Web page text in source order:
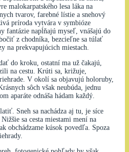
malokarpatského lesa láka na
tvarov, farebné lístie a snehový
príroda vytvára v symbióze
fantázie napĺňajú myseľ, vnášajú do
z chodníka, bezcieľne sa túlať
na prekvapujúcich miestach.
do kroku, ostatní ma už čakajú,
na cestu. Krúti sa, križuje,
V okolí sa objavujú holoruby,
sôch však neubúda, jednu
aparáte odnáša hádam každý.
Sneh sa nachádza aj tu, je síce
sa cesta miestami mení na
obchádzame kúsok povedľa. Spoza